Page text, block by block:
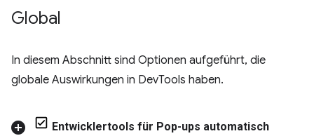
Global
In diesem Abschnitt sind Optionen aufgeführt, die
globale Auswirkungen in DevTools haben.
Entwicklertools für Pop-ups automatisch